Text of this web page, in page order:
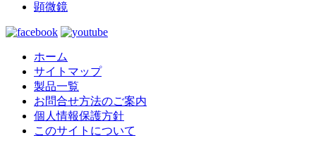
顕微鏡
ホーム
サイトマップ
製品一覧
お問合せ方法のご案内
個人情報保護方針
このサイトについて